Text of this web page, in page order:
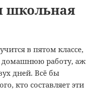
школьная
в пятом классе,
домашнюю работу, аж
дней. Всё бы
кто составляет эти